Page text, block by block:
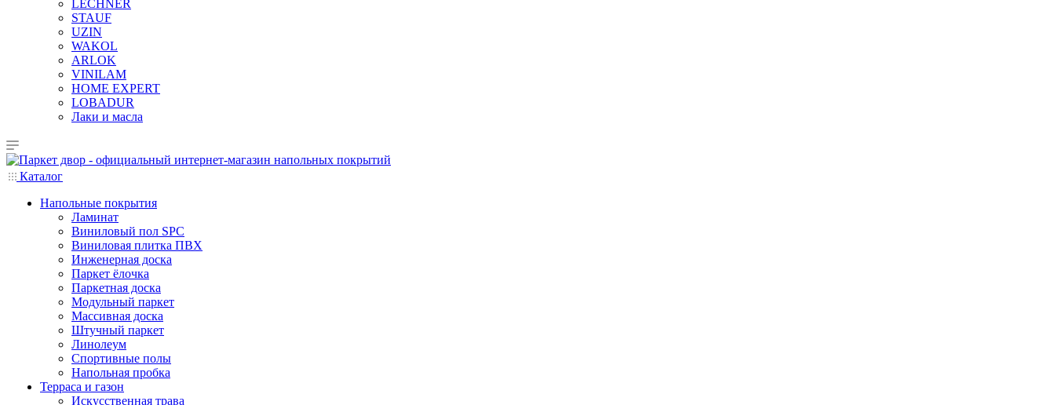
LECHNER
STAUF
UZIN
WAKOL
ARLOK
VINILAM
HOME EXPERT
LOBADUR
Лаки и масла
Каталог
Напольные покрытия
Ламинат
Виниловый пол SPC
Виниловая плитка ПВХ
Инженерная доска
Паркет ёлочка
Паркетная доска
Модульный паркет
Массивная доска
Штучный паркет
Линолеум
Спортивные полы
Напольная пробка
Терраса и газон
Искусственная трава